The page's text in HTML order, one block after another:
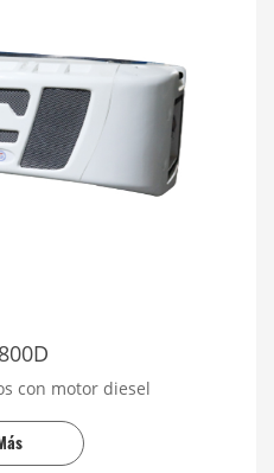
con motor diesel